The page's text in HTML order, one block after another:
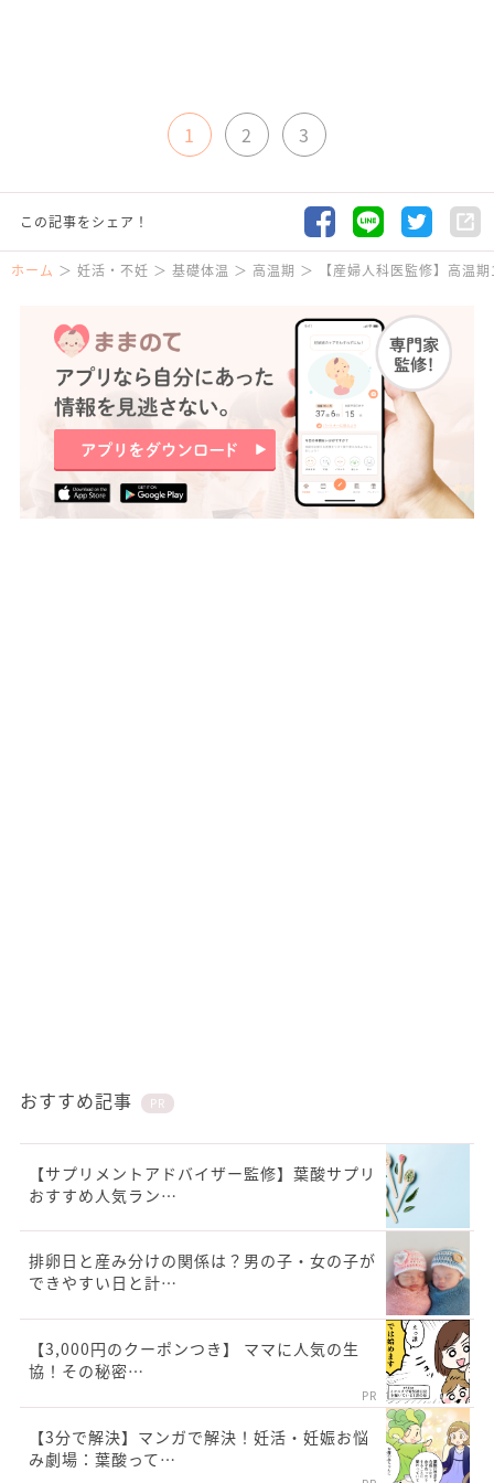
1 2 3
この記事をシェア！
ホーム 妊活・不妊 基礎体温 高温期 【産婦人科医監修】高温
おすすめ記事 PR
【サプリメントアドバイザー監修】葉酸サプリ
おすすめ人気ラン…
排卵日と産み分けの関係は？男の子・女の子が
できやすい日と計…
【3,000円のクーポンつき】 ママに人気の生
協！その秘密…
PR
【3分で解決】マンガで解決！妊活・妊娠お悩
み劇場：葉酸って…